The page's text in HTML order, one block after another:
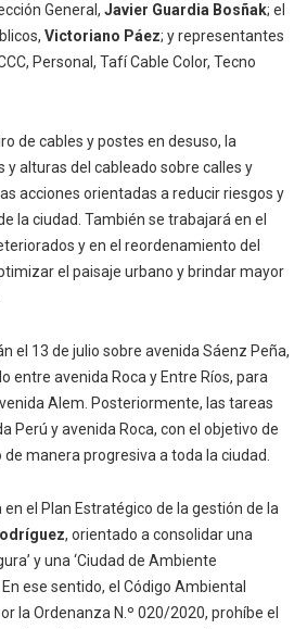
General, Javier Guardia Bosñak; el
Victoriano Páez; y representantes
Personal, Tafí Cable Color, Tecno
de cables y postes en desuso, la
y alturas del cableado sobre calles y
acciones orientadas a reducir riesgos y
la ciudad. También se trabajará en el
y en el reordenamiento del
el paisaje urbano y brindar mayor
el 13 de julio sobre avenida Sáenz Peña,
entre avenida Roca y Entre Ríos, para
Alem. Posteriormente, las tareas
Perú y avenida Roca, con el objetivo de
manera progresiva a toda la ciudad.
el Plan Estratégico de la gestión de la
, orientado a consolidar una
y una ‘Ciudad de Ambiente
ese sentido, el Código Ambiental
la Ordenanza N.º 020/2020, prohíbe el